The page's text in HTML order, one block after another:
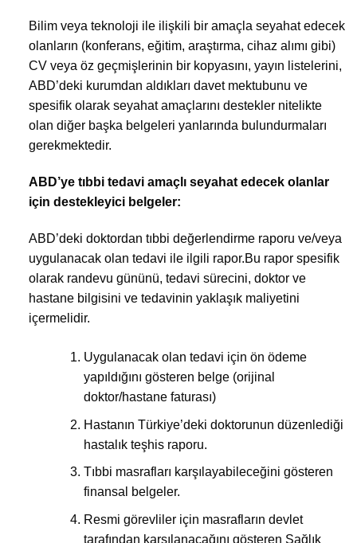
Bilim veya teknoloji ile ilişkili bir amaçla seyahat edecek
olanların (konferans, eğitim, araştırma, cihaz alımı gibi)
CV veya öz geçmişlerinin bir kopyasını, yayın listelerini,
ABD’deki kurumdan aldıkları davet mektubunu ve
spesifik olarak seyahat amaçlarını destekler nitelikte
olan diğer başka belgeleri yanlarında bulundurmaları
gerekmektedir.
ABD’ye tıbbi tedavi amaçlı seyahat edecek olanlar
için destekleyici belgeler:
ABD’deki doktordan tıbbi değerlendirme raporu ve/veya
uygulanacak olan tedavi ile ilgili rapor.Bu rapor spesifik
olarak randevu gününü, tedavi sürecini, doktor ve
hastane bilgisini ve tedavinin yaklaşık maliyetini
içermelidir.
Uygulanacak olan tedavi için ön ödeme
yapıldığını gösteren belge (orijinal
doktor/hastane faturası)
Hastanın Türkiye’deki doktorunun düzenlediği
hastalık teşhis raporu.
Tıbbi masrafları karşılayabileceğini gösteren
finansal belgeler.
Resmi görevliler için masrafların devlet
tarafından karşılanacağını gösteren Sağlık